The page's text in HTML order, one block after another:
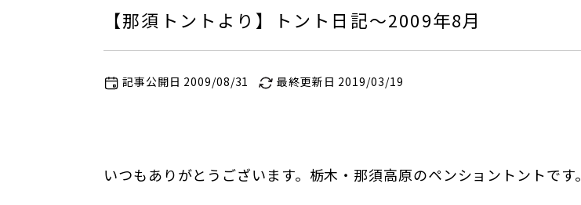
【那須トントより】トント日記～2009年8月
記事公開日 2009/08/31 最終更新日 2019/03/19
いつもありがとうございます。栃木・那須高原のペンショントントです。